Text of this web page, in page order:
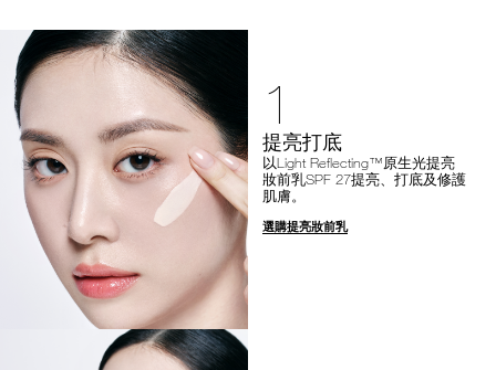
1
提亮打底
以Light Reflecting™原生光提亮
妝前乳SPF 27提亮、打底及修護
肌膚。
選購提亮妝前乳